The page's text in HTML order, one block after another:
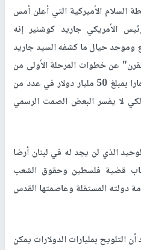
السلام الأميركية التي أعلن أمس
الأمريكي جاريد كوشنير إنه
وموحد حيال ما كشفه السيد جاريد
عن خطوات المرحلة الأولى من
هذه الصفقة، والتي تتضمن استثمارا بمبلغ 50 مليار دوﻻر في عدد من
ولكي ﻻ يفسر البعض الصمت الرسمي
الذي لن يجد له في لبنان أرضا
قضية فلسطين وحقوق الشعب
دولته المستقلة وعاصمتها القدس
بمليارات الدولارات يمكن